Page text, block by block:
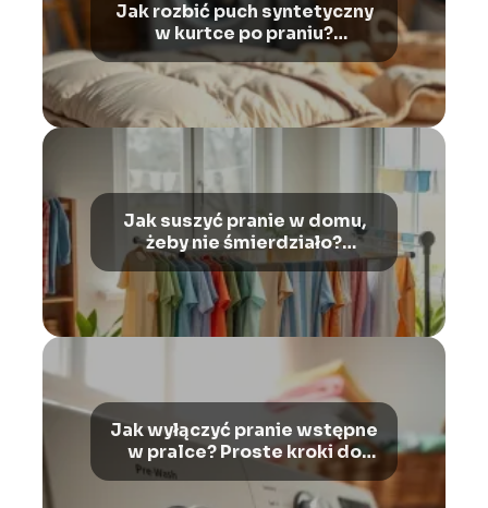
Jak rozbić puch syntetyczny
w kurtce po praniu?
Sprawdzone sposoby
Jak suszyć pranie w domu,
żeby nie śmierdziało?
Sprawdzone sposoby!
Jak wyłączyć pranie wstępne
w pralce? Proste kroki do